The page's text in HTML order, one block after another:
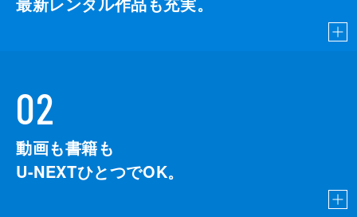
02
動画も書籍も
U-NEXTひとつでOK。